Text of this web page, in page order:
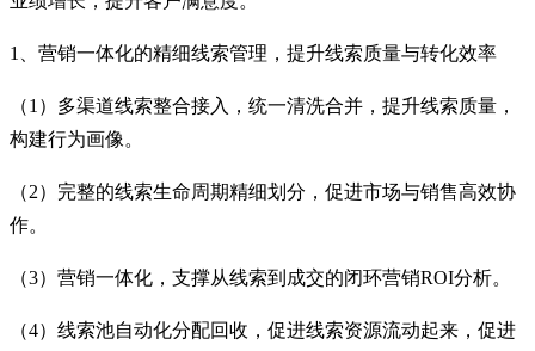
1、营销一体化的精细线索管理，提升线索质量与转化效率
（1）多渠道线索整合接入，统一清洗合并，提升线索质量，
构建行为画像。
（2）完整的线索生命周期精细划分，促进市场与销售高效协
作。
（3）营销一体化，支撑从线索到成交的闭环营销ROI分析。
（4）线索池自动化分配回收，促进线索资源流动起来，促进